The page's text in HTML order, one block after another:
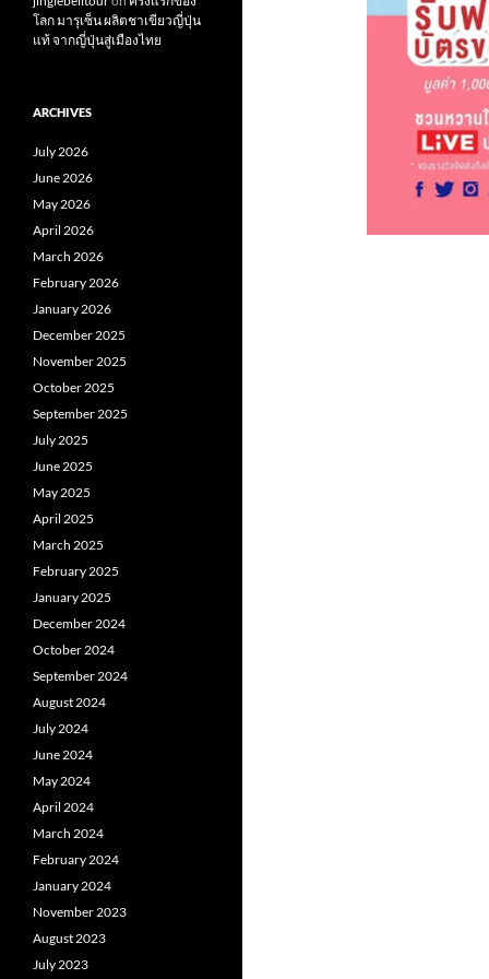
โลก มารุเซ็น ผลิตชาเขียวญี่ปุ่น
แท้ จากญี่ปุ่นสู่เมืองไทย
ARCHIVES
July 2026
June 2026
May 2026
April 2026
March 2026
February 2026
January 2026
December 2025
November 2025
October 2025
September 2025
July 2025
June 2025
May 2025
April 2025
March 2025
February 2025
January 2025
December 2024
October 2024
September 2024
August 2024
July 2024
June 2024
May 2024
April 2024
March 2024
February 2024
January 2024
November 2023
August 2023
July 2023